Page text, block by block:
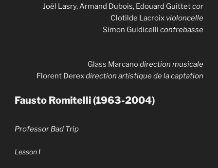
Joël Lasry, Armand Dubois, Edouard Guittetcor
Clotilde Lacroix violoncelle
Simon Guidicelli contrebasse
Glass Marcanodirection musicale
Florent Derexdirection artistique de la captation
Fausto Romitelli (1963-2004)
Professor Bad Trip
Lesson I